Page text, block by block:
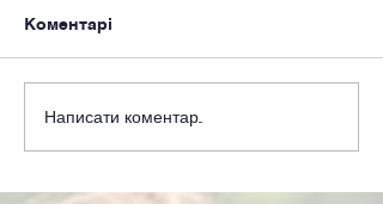
Коментарі
Написати коментар...